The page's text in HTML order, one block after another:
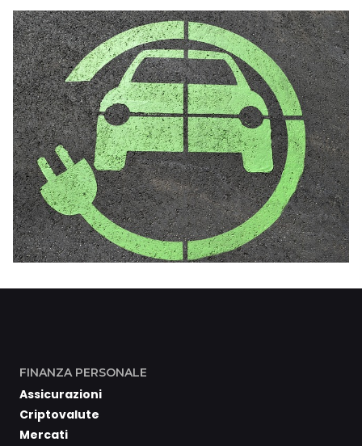
FINANZA PERSONALE
Assicurazioni
Criptovalute
Mercati